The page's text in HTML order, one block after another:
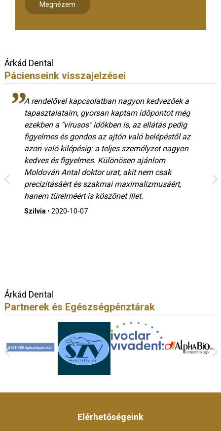
Megnézem
Árkád Dental
Pácienseink visszajelzései
A rendelővel kapcsolatban nagyon kedvezőek a
tapasztalataim, gyorsan kaptam időpontot még
ezekben a "vírusos" időkben is, az ellátás pedig
figyelmes és gondos az ajtón való belépéstől az
azon való kilépésig: a teljes személyzet nagyon
kedves és figyelmes. Különösen ajánlom
Moldován Antal doktor urat, akit nem csak
precizitásáért és szakmai maximalizmusáért,
hanem türelméért is köszönet illet.
Szilvia • 2020-10-07
Árkád Dental
Partnerek és Egészségpénztárak
Elérhetőségeink